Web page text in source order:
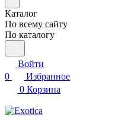
Каталог
По всему сайту
По каталогу
Войти
0
Избранное
0 Корзина